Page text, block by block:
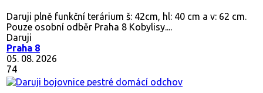
Daruji plně funkční terárium š: 42cm, hl: 40 cm a v: 62 cm.
Pouze osobní odběr Praha 8 Kobylisy....
Daruji
Praha 8
05. 08. 2026
74